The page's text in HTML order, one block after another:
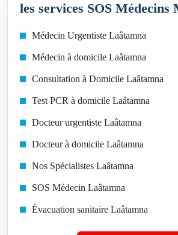
les services SOS Médecins
Médecin Urgentiste Laâtamna
Médecin à domicile Laâtamna
Consultation à Domicile Laâtamna
Test PCR à domicile Laâtamna
Docteur urgentiste Laâtamna
Docteur à domicile Laâtamna
Nos Spécialistes Laâtamna
SOS Médecin Laâtamna
Évacuation sanitaire Laâtamna